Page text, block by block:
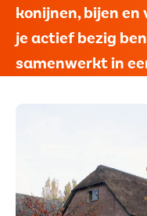
Verwijzers
konijnen, bijen en
je actief bezig
samenwerkt in